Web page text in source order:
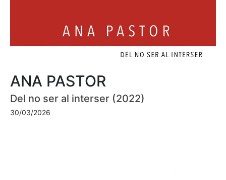
ANA PASTOR
Del no ser al interser (2022)
30/03/2026